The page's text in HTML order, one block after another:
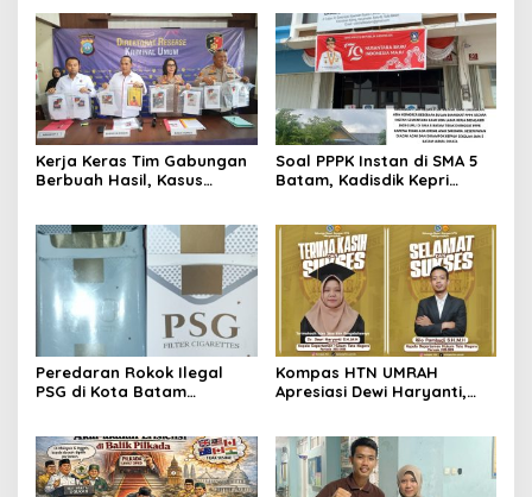
Kerja Keras Tim Gabungan
Berbuah Hasil, Kasus
Soal PPPK Instan di SMA 5
Batam, Kadisdik Kepri
Peredaran Rokok Ilegal
PSG di Kota Batam
Inisial IS
Kompas HTN UMRAH
Apresiasi Dewi Haryanti,